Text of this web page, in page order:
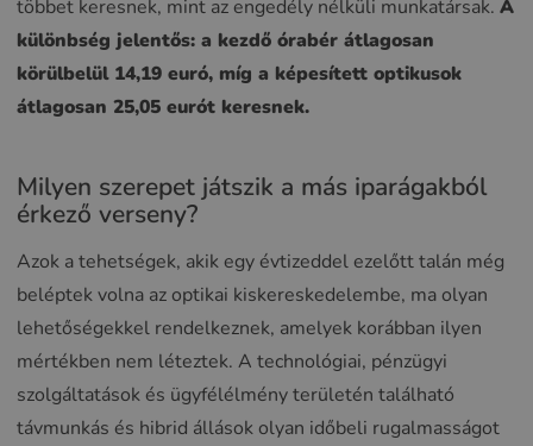
többet keresnek, mint az engedély nélküli munkatársak. A
különbség jelentős: a kezdő órabér átlagosan
körülbelül 14,19 euró, míg a képesített optikusok
átlagosan 25,05 eurót keresnek.
Milyen szerepet játszik a más iparágakból
érkező verseny?
Azok a tehetségek, akik egy évtizeddel ezelőtt talán még
beléptek volna az optikai kiskereskedelembe, ma olyan
lehetőségekkel rendelkeznek, amelyek korábban ilyen
mértékben nem léteztek. A technológiai, pénzügyi
szolgáltatások és ügyfélélmény területén található
távmunkás és hibrid állások olyan időbeli rugalmasságot